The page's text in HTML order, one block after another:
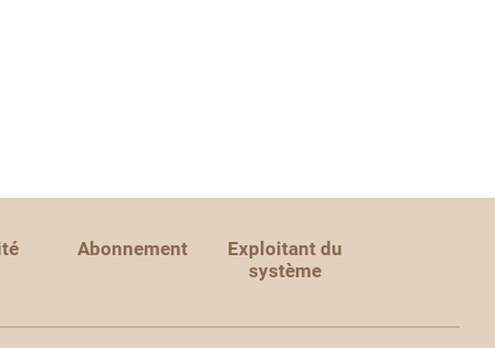
Abonnement
Exploitant du
système